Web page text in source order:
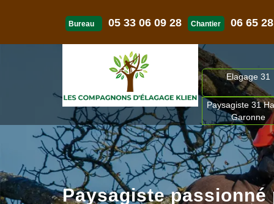
Bureau 05 33 06 09 28 Chantier 06 65
Elagage 31
Paysagiste 31
Garonne
Paysagiste passionné